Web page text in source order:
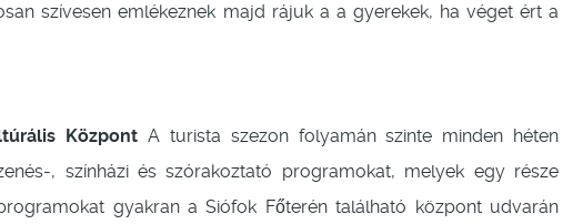
szívesen emlékeznek majd rájuk a a gyerekek, ha véget ért a
Központ A turista szezon folyamán szinte minden héten
, színházi és szórakoztató programokat, melyek egy része
gyakran a Siófok Főterén található központ udvarán